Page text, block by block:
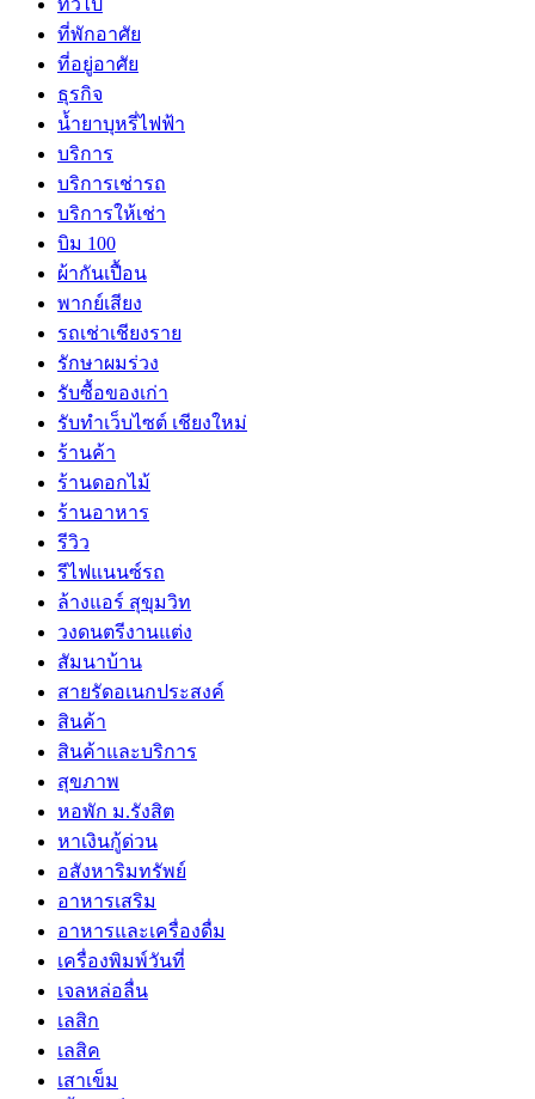
ทั่วไป
ที่พักอาศัย
ที่อยู่อาศัย
ธุรกิจ
น้ำยาบุหรี่ไฟฟ้า
บริการ
บริการเช่ารถ
บริการให้เช่า
บิม 100
ผ้ากันเปื้อน
พากย์เสียง
รถเช่าเชียงราย
รักษาผมร่วง
รับซื้อของเก่า
รับทำเว็บไซต์ เชียงใหม่
ร้านค้า
ร้านดอกไม้
ร้านอาหาร
รีวิว
รีไฟแนนซ์รถ
ล้างแอร์ สุขุมวิท
วงดนตรีงานแต่ง
สัมนาบ้าน
สายรัดอเนกประสงค์
สินค้า
สินค้าและบริการ
สุขภาพ
หอพัก ม.รังสิต
หาเงินกู้ด่วน
อสังหาริมทรัพย์
อาหารเสริม
อาหารและเครื่องดื่ม
เครื่องพิมพ์วันที่
เจลหล่อลื่น
เลสิก
เลสิค
เสาเข็ม